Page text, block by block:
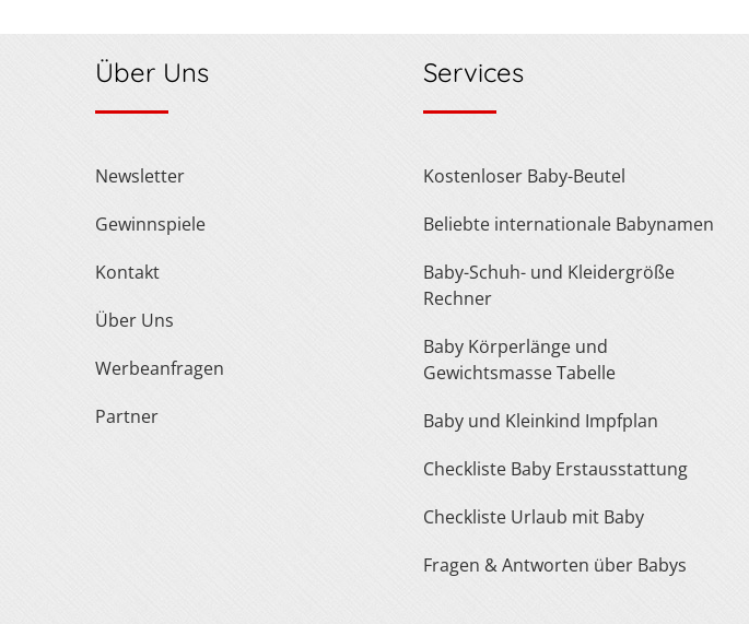
Über Uns
Newsletter
Gewinnspiele
Kontakt
Über Uns
Werbeanfragen
Partner
Services
Kostenloser Baby-Beutel
Beliebte internationale Babynamen
Baby-Schuh- und Kleidergröße
Rechner
Baby Körperlänge und
Gewichtsmasse Tabelle
Baby und Kleinkind Impfplan
Checkliste Baby Erstausstattung
Checkliste Urlaub mit Baby
Fragen & Antworten über Babys